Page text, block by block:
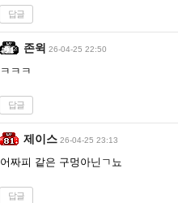
답글
존윅 26-04-25 22:50
ㅋㅋㅋ
답글
제이스 26-04-25 23:13
어짜피 같은 구멍아닌ㄱ뇨
답글